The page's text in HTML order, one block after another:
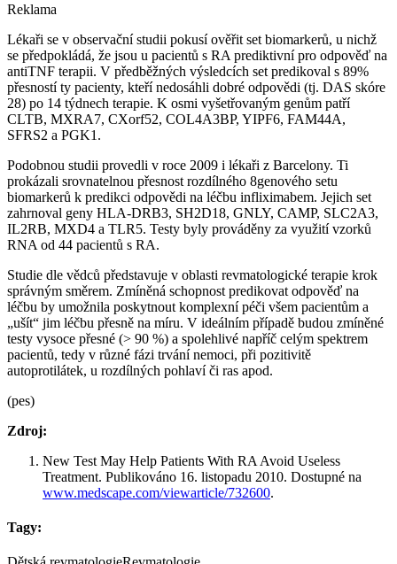
Reklama
Lékaři se v observační studii pokusí ověřit set biomarkerů, u nichž
se předpokládá, že jsou u pacientů s RA prediktivní pro odpověď na
antiTNF terapii. V předběžných výsledcích set predikoval s 89%
přesností ty pacienty, kteří nedosáhli dobré odpovědi (tj. DAS skóre
28) po 14 týdnech terapie. K osmi vyšetřovaným genům patří
CLTB, MXRA7, CXorf52, COL4A3BP, YIPF6, FAM44A,
SFRS2 a PGK1.
Podobnou studii provedli v roce 2009 i lékaři z Barcelony. Ti
prokázali srovnatelnou přesnost rozdílného 8genového setu
biomarkerů k predikci odpovědi na léčbu infliximabem. Jejich set
zahrnoval geny HLA-DRB3, SH2D18, GNLY, CAMP, SLC2A3,
IL2RB, MXD4 a TLR5. Testy byly prováděny za využití vzorků
RNA od 44 pacientů s RA.
Studie dle vědců představuje v oblasti revmatologické terapie krok
správným směrem. Zmíněná schopnost predikovat odpověď na
léčbu by umožnila poskytnout komplexní péči všem pacientům a
„ušít“ jim léčbu přesně na míru. V ideálním případě budou zmíněné
testy vysoce přesné (> 90 %) a spolehlivé napříč celým spektrem
pacientů, tedy v různé fázi trvání nemoci, při pozitivitě
autoprotilátek, u rozdílných pohlaví či ras apod.
(pes)
Zdroj:
New Test May Help Patients With RA Avoid Useless
Treatment. Publikováno 16. listopadu 2010. Dostupné na
www.medscape.com/viewarticle/732600.
Tagy: